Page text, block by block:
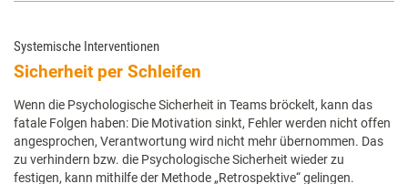
Systemische Interventionen
Sicherheit per Schleifen
Wenn die Psychologische Sicherheit in Teams bröckelt, kann das
fatale Folgen haben: Die Motivation sinkt, Fehler werden nicht offen
angesprochen, Verantwortung wird nicht mehr übernommen. Das
zu verhindern bzw. die Psychologische Sicherheit wieder zu
festigen, kann mithilfe der Methode „Retrospektive“ gelingen.